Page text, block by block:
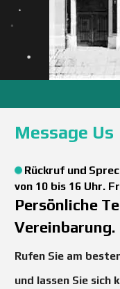
Message Us
Rückruf und
von 10 bis 16 Uhr.
Persönliche
Vereinbarung.
Rufen Sie am
und lassen Sie sich